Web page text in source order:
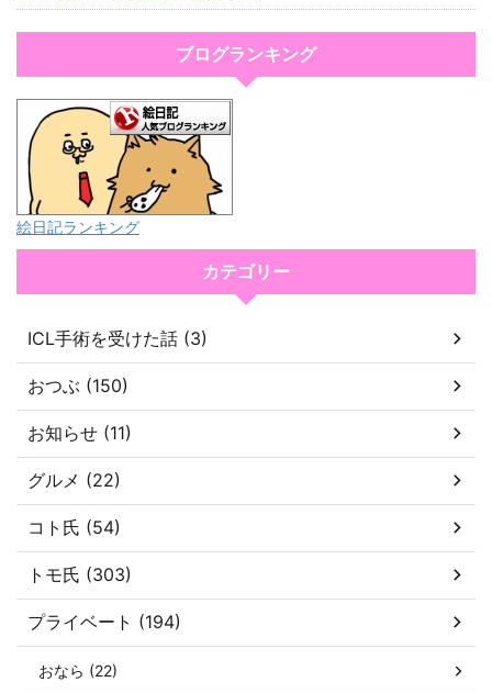
ブログランキング
絵日記ランキング
カテゴリー
ICL手術を受けた話 (3)
おつぶ (150)
お知らせ (11)
グルメ (22)
コト氏 (54)
トモ氏 (303)
プライベート (194)
おなら (22)